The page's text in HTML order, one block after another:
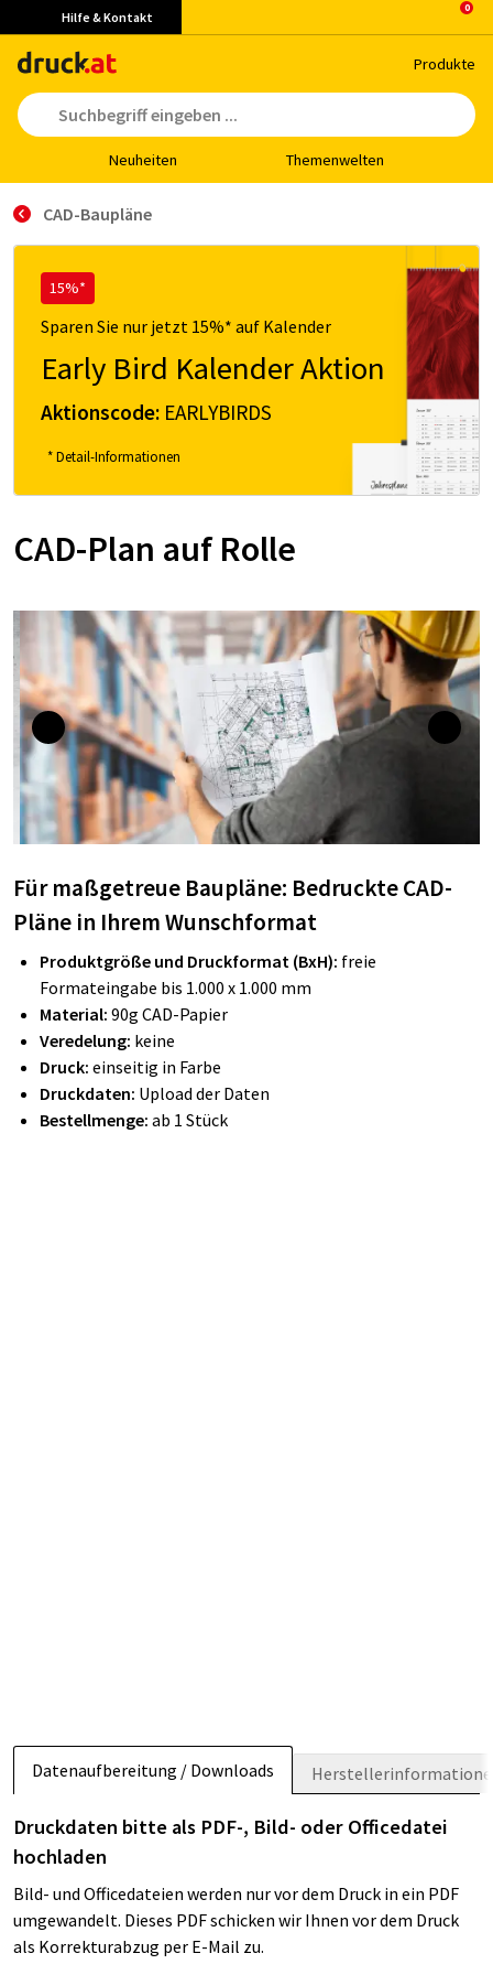
Hilfe & Kontakt
Pro­duk­te
Neu­hei­ten The­men­wel­ten
CAD-Baupläne
15%*
Sparen Sie nur jetzt 15%* auf Kalender
Early Bird Kalender Aktion
Aktionscode: EARLYBIRDS
* Detail-Informationen
CAD-Plan auf Rolle
Für maßgetreue Baupläne: Bedruckte CAD-
Pläne in Ihrem Wunschformat
Produktgröße und Druckformat (BxH): freie
Formateingabe bis 1.000 x 1.000 mm
Material: 90g CAD-Papier
Veredelung: keine
Druck: einseitig in Farbe
Druckdaten: Upload der Daten
Bestellmenge: ab 1 Stück
Datenaufbereitung / Downloads
Druckdaten bitte als PDF-, Bild- oder Officedatei
hochladen
Bild- und Officedateien werden nur vor dem Druck in ein PDF
umgewandelt. Dieses PDF schicken wir Ihnen vor dem Druck
als Korrekturabzug per E-Mail zu.